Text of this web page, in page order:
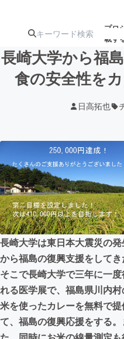
プロ
載す
ターン
注目の新
ジェクト
アート・写真
テクノロジー・ガ
映像・映画
ビジネス・起業
まちづくり・地域
CAMPFIRE for Social
長崎大学から福
食の安全性を
日高拓也
長崎大学は東日本大震災の
から福島の復興支援をしてき
そこで長崎大学で三年に一
れる医学展で、福島県川内
米を使ったカレーを無料で提
て、福島の復興応援をする。